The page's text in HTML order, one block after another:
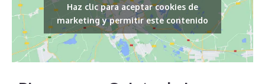
Haz clic para aceptar cookies de
marketing y permitir este contenido